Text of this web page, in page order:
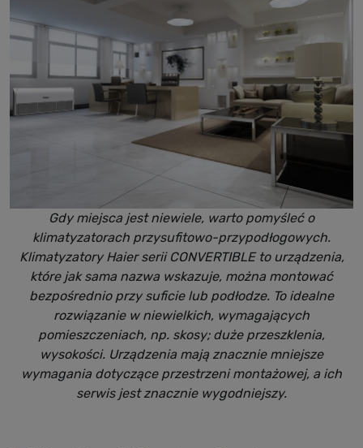
Gdy miejsca jest niewiele, warto pomyśleć o
klimatyzatorach przysufitowo-przypodłogowych.
Klimatyzatory Haier serii CONVERTIBLE to urządzenia,
które jak sama nazwa wskazuje, można montować
bezpośrednio przy suficie lub podłodze. To idealne
rozwiązanie w niewielkich, wymagających
pomieszczeniach, np. skosy; duże przeszklenia,
wysokości. Urządzenia mają znacznie mniejsze
wymagania dotyczące przestrzeni montażowej, a ich
serwis jest znacznie wygodniejszy.